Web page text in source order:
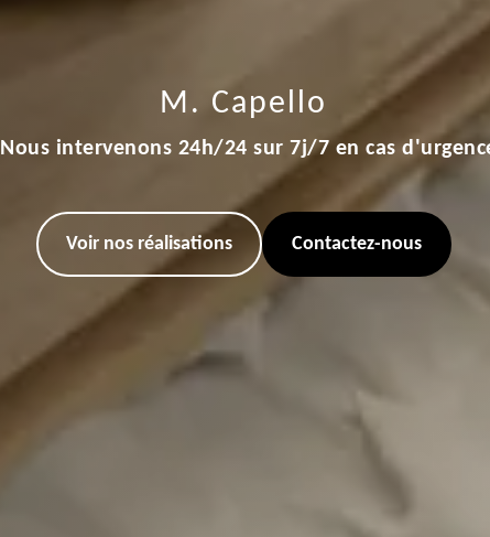
M. Capello
Nous intervenons 24h/24 sur 7j/7 en cas
Voir nos réalisations Contactez-nous